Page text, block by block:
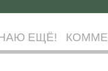
ЕЩЁ!